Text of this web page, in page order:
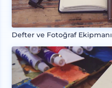
Defter ve Fotoğraf Ekipmanı